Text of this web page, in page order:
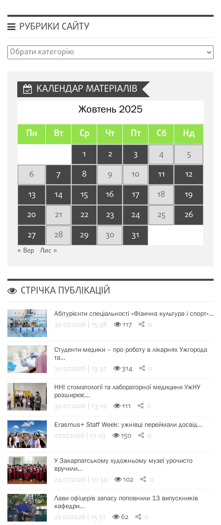
РУБРИКИ САЙТУ
Рубрики
КАЛЕНДАР МАТЕРІАЛІВ
Жовтень 2025
Пн Вт Ср Чт Пт Сб Нд
1 2 3 4
5
6
7 8 9 10 11
12
13
14 15 16 17 18
19
20
21 22 23 24 25
26
27
28 29 30 31
« Вер Лис »
СТРІЧКА ПУБЛІКАЦІЙ
Абітурієнти спеціальності «Фізична культура і спорт»…
30.07.2026 | 15:38 117 0
Студенти-медики – про роботу в лікарнях Ужгорода
та…
30.07.2026 | 13:37 314 0
ННІ стоматології та лабораторної медицини УжНУ
розширює…
30.07.2026 | 13:19 111 0
Erasmus+ Staff Week: ужнівці переймали досвід…
27.07.2026 | 17:03 150 0
У Закарпатському художньому музеї урочисто
вручили…
24.07.2026 | 10:39 102 0
Лави офіцерів запасу поповнили 13 випускників
кафедри…
22.07.2026 | 15:51 62 0